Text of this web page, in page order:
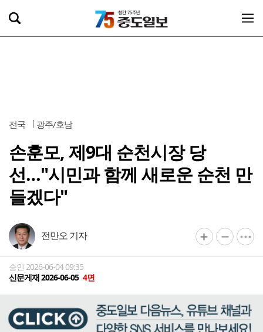
전국 광주/호남
손훈모, 제9대 순천시장 당
선…"시민과 함께 새로운 순천 만
들겠다"
전만오 기자
승인 2026-06-04 09:35
신문게재 2026-06-05 4면